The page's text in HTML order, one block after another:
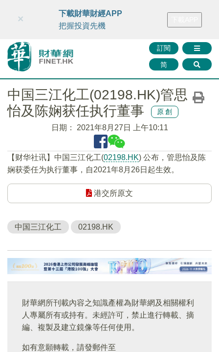
財華智庫網 FINTV FINMETA 財華證券 媒體矩陣
訂閱
简
×
下載財華財經APP
把握投資先機
中国三江化工(02198.HK)管思
怡及陈娴获任执行董事
原創
日期： 2021年8月27日 上午10:11
【财华社讯】中国三江化工(02198.HK) 公布，管思怡及陈
娴获委任为执行董事，自2021年8月26日起生效。
港交所原文
中国三江化工 02198.HK
財華網所刊載內容之知識產權為財華網及相關權利
人專屬所有或持有。未經許可，禁止進行轉載、摘
編、複製及建立鏡像等任何使用。
如有意願轉載，請發郵件至